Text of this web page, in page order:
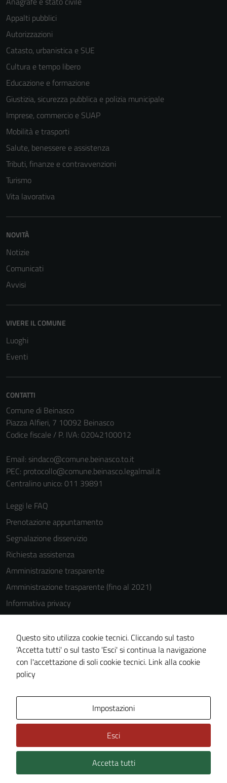
Appalti pubblici
Autorizzazioni
Catasto, urbanistica e SUE
Cultura e tempo libero
Educazione e formazione
Giustizia, sicurezza pubblica e polizia municipale
Imprese, commercio e SUAP
Mobilità e trasporti
Salute, benessere e assistenza
Tributi, finanze e contravvenzioni
Turismo
Vita lavorativa
NOVITÀ
Notizie
Comunicati
Avvisi
VIVERE IL COMUNE
Luoghi
Eventi
CONTATTI
Comune di Beinasco
Piazza Alfieri, 7 10092 Beinasco
Codice fiscale / P. IVA: 02042100012
Email: sindaco@comune.beinasco.to.it
PEC: protocollo@comune.beinasco.legalmail.it
Centralino unico: 011 39891
Leggi le FAQ
Prenotazione appuntamento
Segnalazione disservizio
Richiesta assistenza
Amministrazione trasparente
Amministrazione trasparente (fino al 2021)
Informativa privacy
Cookie Policy
Note legali
Dichiarazione di accessibilità
Piano di miglioramento del sito
Technical Design s.r.l.
Questo sito utilizza cookie tecnici. Cliccando sul tasto
'Accetta tutti' o sul tasto 'Esci' si continua la navigazione
con l'accettazione di soli cookie tecnici. Link alla cookie
policy
Impostazioni
Esci
Accetta tutti